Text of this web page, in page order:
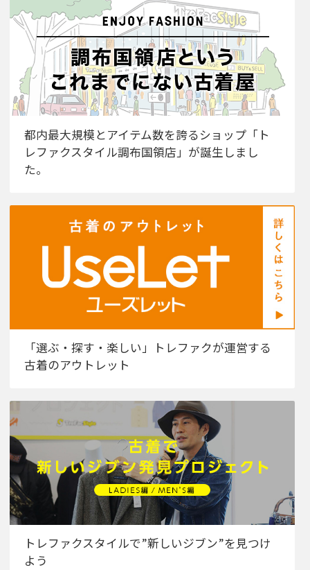
都内最大規模とアイテム数を誇るショップ「ト
レファクスタイル調布国領店」が誕生しまし
た。
「選ぶ・探す・楽しい」トレファクが運営する
古着のアウトレット
トレファクスタイルで”新しいジブン”を見つけ
よう